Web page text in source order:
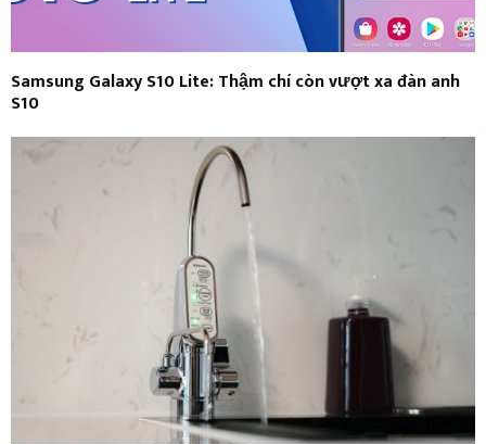
Samsung Galaxy S10 Lite: Thậm chí còn vượt xa đàn anh
S10